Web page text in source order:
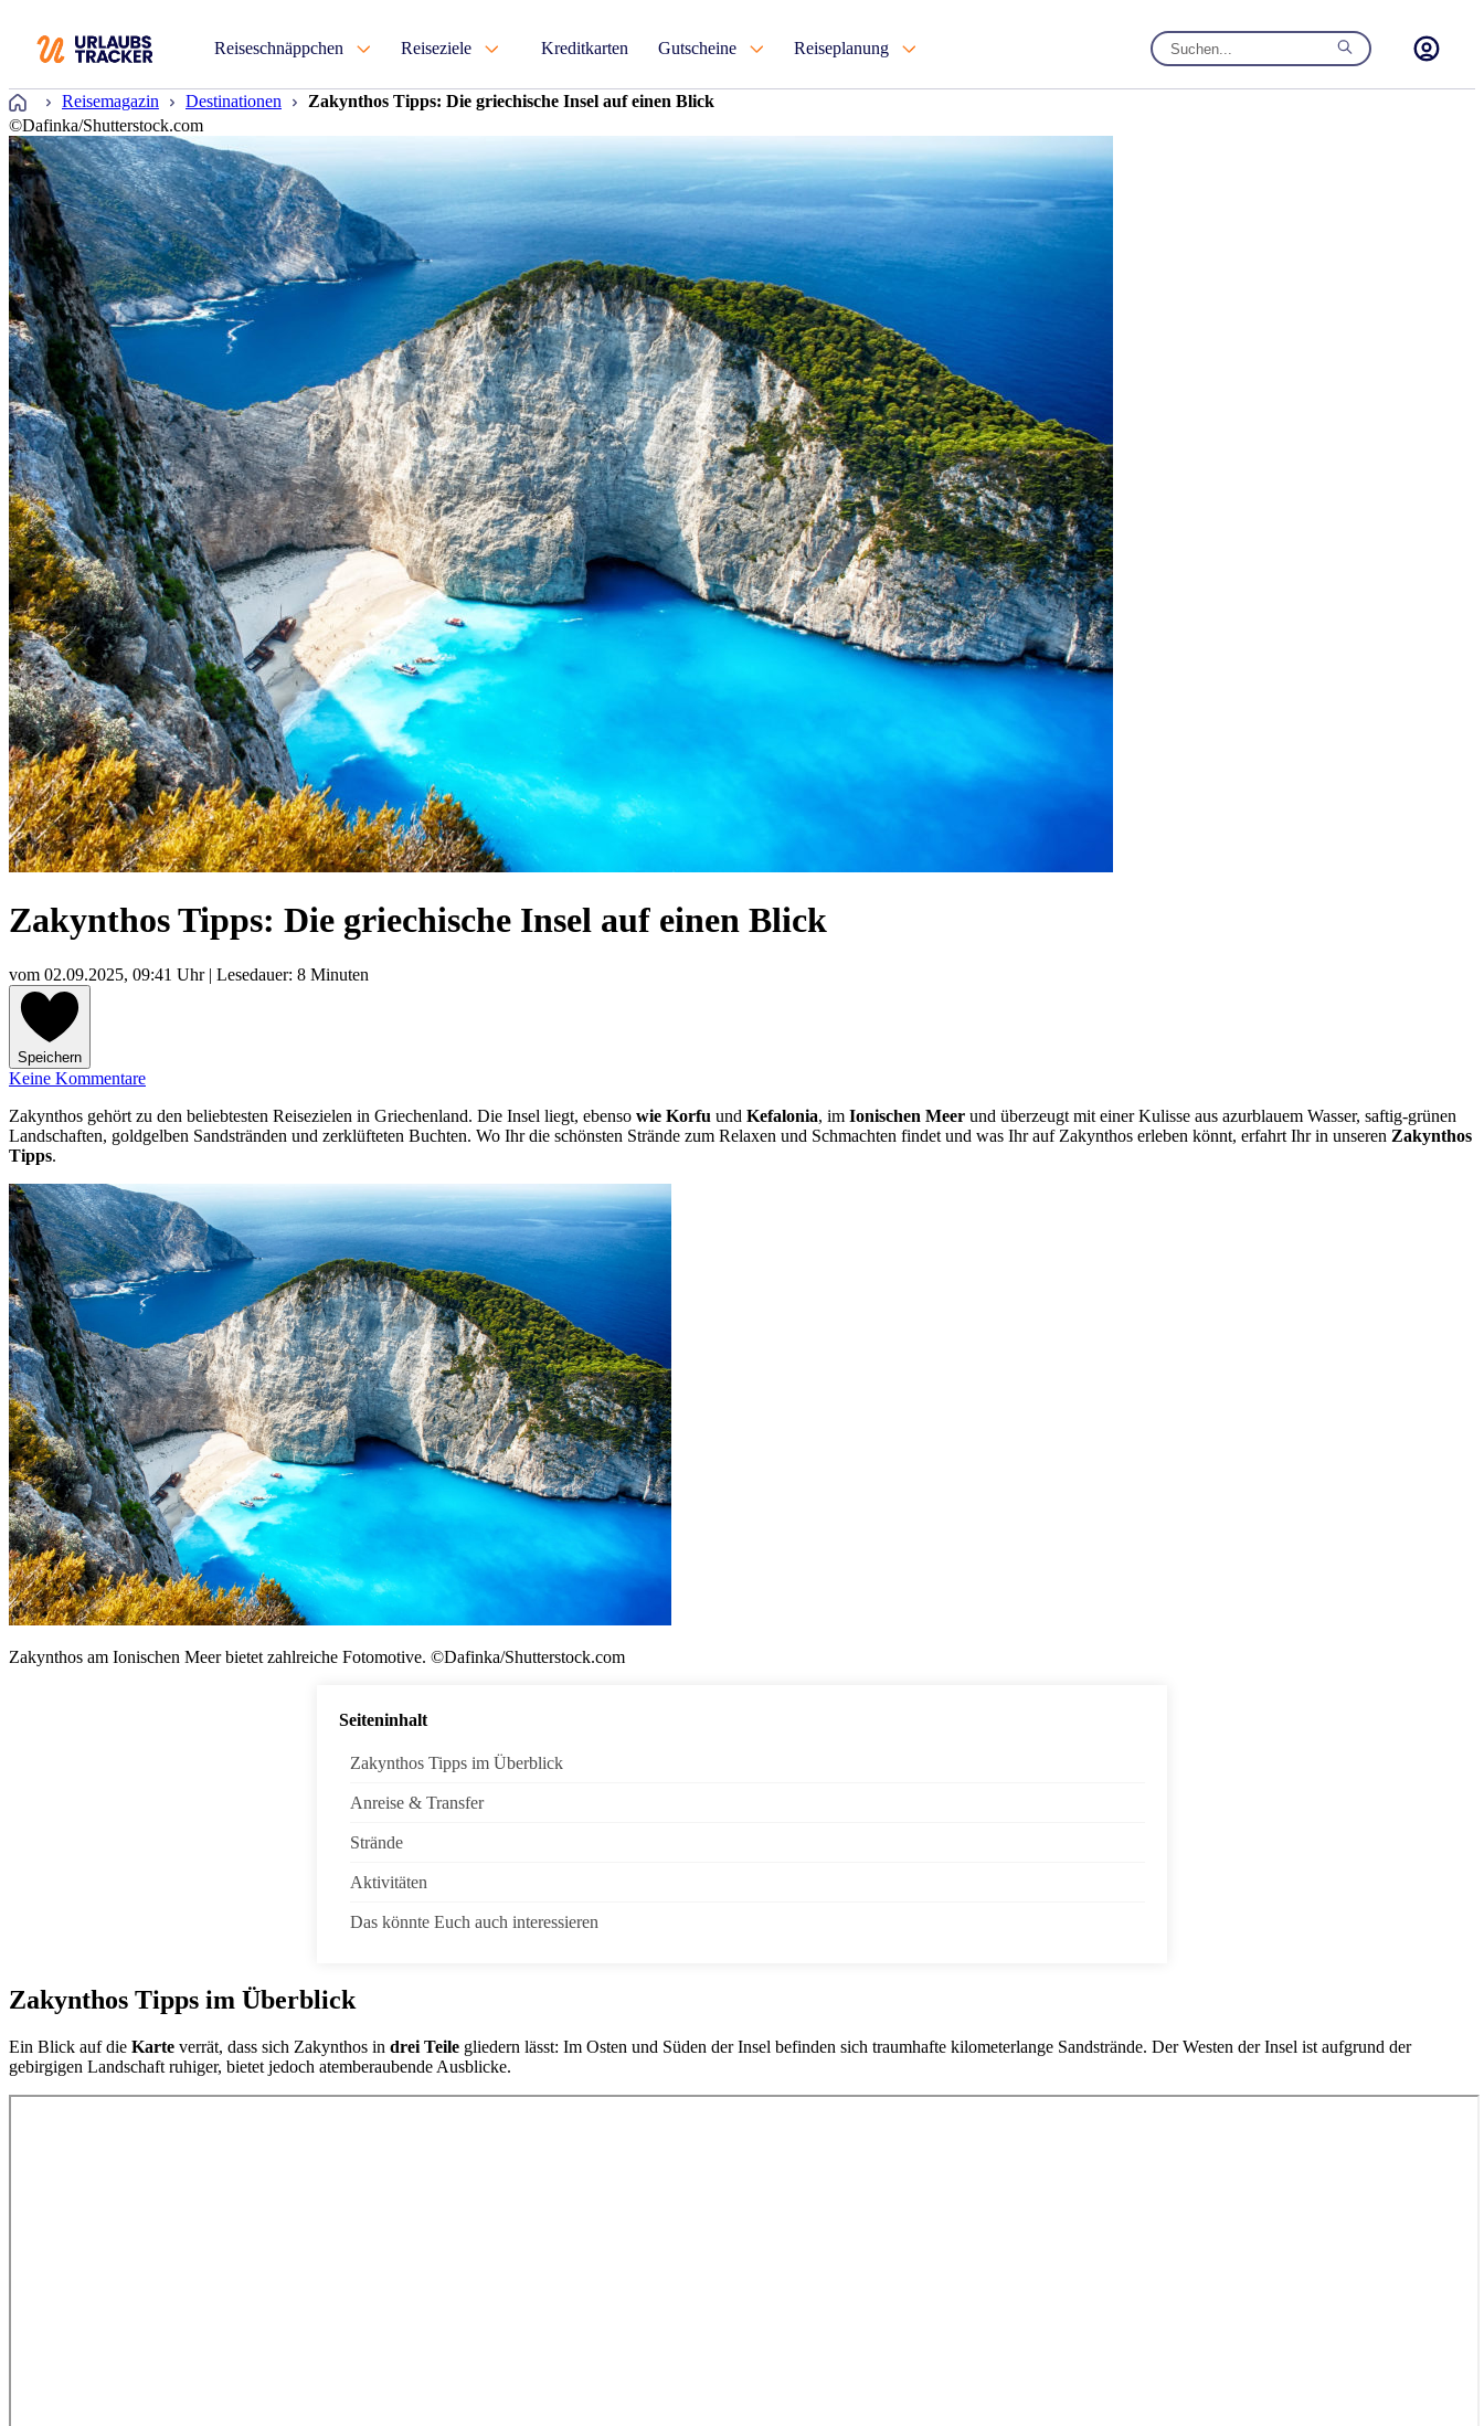
Reiseschnäppchen Reiseziele Kreditkarten Gutscheine Reiseplanung
Startseite
Reisemagazin Destinationen
Zakynthos Tipps: Die griechische Insel auf einen Blick
©Dafinka/Shutterstock.com
Zakynthos Tipps: Die griechische Insel auf einen Blick
vom 02.09.2025, 09:41 Uhr| Lesedauer: 8 Minuten
Speichern
Keine Kommentare
Zakynthos gehört zu den beliebtesten Reisezielen in Griechenland. Die Insel liegt, ebenso wie Korfu und Kefalonia, im Ionischen Meer und überzeugt mit einer Kulisse aus azurblauem Wasser, saftig-grünen
Landschaften, goldgelben Sandstränden und zerklüfteten Buchten. Wo Ihr die schönsten Strände zum Relaxen und Schmachten findet und was Ihr auf Zakynthos erleben könnt, erfahrt Ihr in unseren Zakynthos
Tipps.
Zakynthos am Ionischen Meer bietet zahlreiche Fotomotive. ©Dafinka/Shutterstock.com
Seiteninhalt
Zakynthos Tipps im Überblick
Anreise & Transfer
Strände
Aktivitäten
Das könnte Euch auch interessieren
Zakynthos Tipps im Überblick
Ein Blick auf die Karte verrät, dass sich Zakynthos in drei Teile gliedern lässt: Im Osten und Süden der Insel befinden sich traumhafte kilometerlange Sandstrände. Der Westen der Insel ist aufgrund der
gebirgigen Landschaft ruhiger, bietet jedoch atemberaubende Ausblicke.